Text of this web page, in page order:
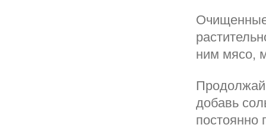
ним мясо,
Продолжай
добавь
постоянно